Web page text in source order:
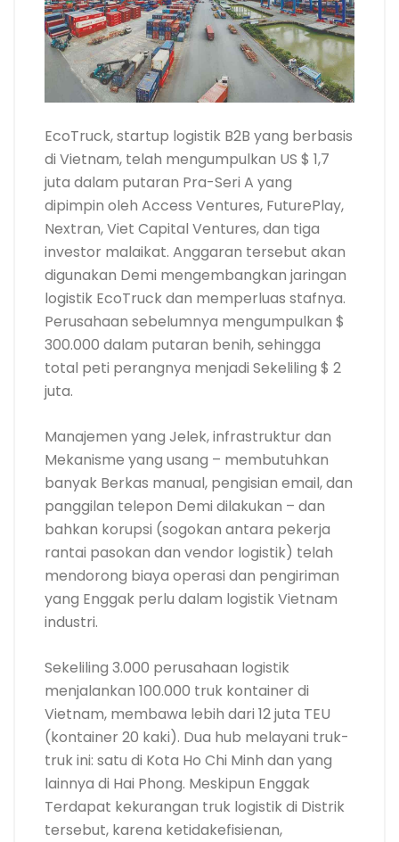
EcoTruck, startup logistik B2B yang berbasis
di Vietnam, telah mengumpulkan US $ 1,7
juta dalam putaran Pra-Seri A yang
dipimpin oleh Access Ventures, FuturePlay,
Nextran, Viet Capital Ventures, dan tiga
investor malaikat. Anggaran tersebut akan
digunakan Demi mengembangkan jaringan
logistik EcoTruck dan memperluas stafnya.
Perusahaan sebelumnya mengumpulkan $
300.000 dalam putaran benih, sehingga
total peti perangnya menjadi Sekeliling $ 2
juta.
Manajemen yang Jelek, infrastruktur dan
Mekanisme yang usang – membutuhkan
banyak Berkas manual, pengisian email, dan
panggilan telepon Demi dilakukan – dan
bahkan korupsi (sogokan antara pekerja
rantai pasokan dan vendor logistik) telah
mendorong biaya operasi dan pengiriman
yang Enggak perlu dalam logistik Vietnam
industri.
Sekeliling 3.000 perusahaan logistik
menjalankan 100.000 truk kontainer di
Vietnam, membawa lebih dari 12 juta TEU
(kontainer 20 kaki). Dua hub melayani truk-
truk ini: satu di Kota Ho Chi Minh dan yang
lainnya di Hai Phong. Meskipun Enggak
Terdapat kekurangan truk logistik di Distrik
tersebut, karena ketidakefisienan,